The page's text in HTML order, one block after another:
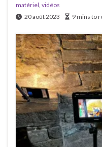
matériel vidéos
20 août 2023
9 mins to